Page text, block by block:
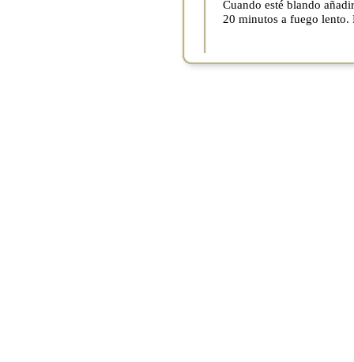
Cuando esté blando
20 minutos a fuego lento.